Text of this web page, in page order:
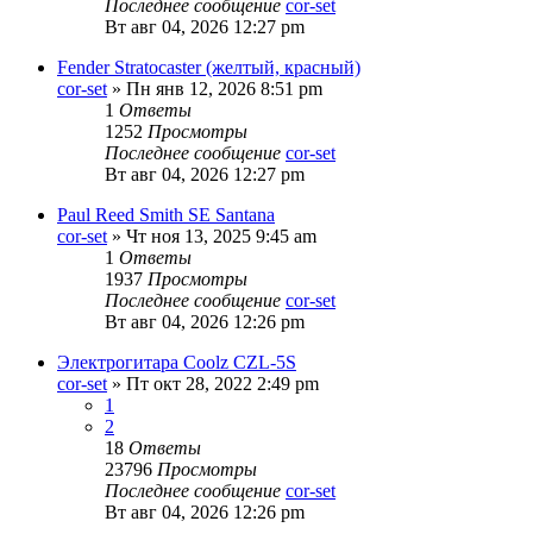
Последнее сообщение cor-set
Вт авг 04, 2026 12:27 pm
Fender Stratocaster (желтый, красный)
cor-set » Пн янв 12, 2026 8:51 pm
1 Ответы
1252 Просмотры
Последнее сообщение cor-set
Вт авг 04, 2026 12:27 pm
Paul Reed Smith SE Santana
cor-set » Чт ноя 13, 2025 9:45 am
1 Ответы
1937 Просмотры
Последнее сообщение cor-set
Вт авг 04, 2026 12:26 pm
Электрогитара Coolz CZL-5S
cor-set » Пт окт 28, 2022 2:49 pm
1
2
18 Ответы
23796 Просмотры
Последнее сообщение cor-set
Вт авг 04, 2026 12:26 pm